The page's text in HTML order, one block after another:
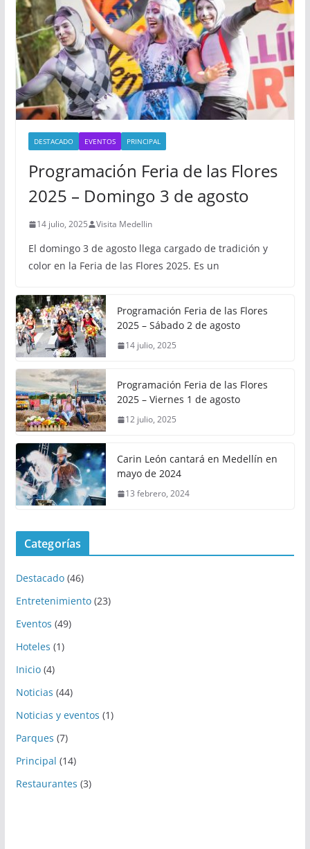
DESTACADO EVENTOS PRINCIPAL
Programación Feria de las Flores
2025 – Domingo 3 de agosto
14 julio, 2025 Visita Medellin
El domingo 3 de agosto llega cargado de tradición y
color en la Feria de las Flores 2025. Es un
Programación Feria de las Flores
2025 – Sábado 2 de agosto
14 julio, 2025
Programación Feria de las Flores
2025 – Viernes 1 de agosto
12 julio, 2025
Carin León cantará en Medellín en
mayo de 2024
13 febrero, 2024
Categorías
Destacado(46)
Entretenimiento(23)
Eventos (49)
Hoteles (1)
Inicio(4)
Noticias (44)
Noticias y eventos (1)
Parques (7)
Principal (14)
Restaurantes (3)